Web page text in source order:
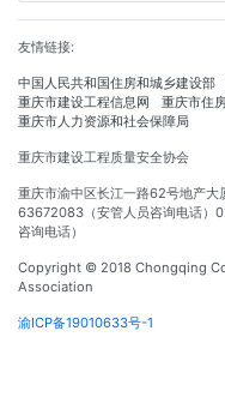
友情链接:
中国人民共和国住房和城乡建设部
重庆市建设工程信息网
重庆市住
重庆市人力资源和社会保障局
重庆市建设工程质量安全协会
重庆市渝中区长江一路62号地
63672083（安管人员咨询电话
咨询电话）
Copyright © 2018 Chongqing
Association
渝ICP备19010633号-1